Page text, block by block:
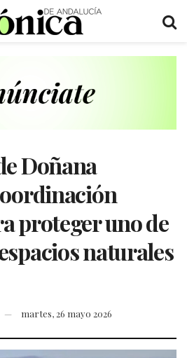
Doñana
proteger uno de
naturales
martes, 26 mayo 2026